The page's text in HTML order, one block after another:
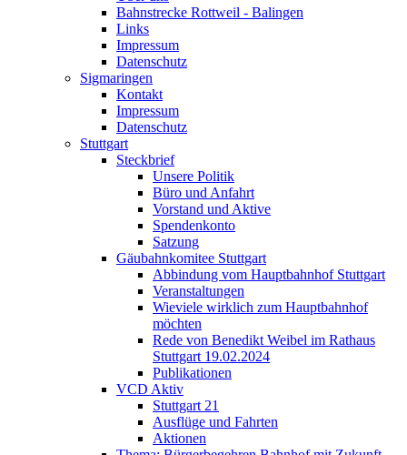
Bahnstrecke Rottweil - Balingen
Links
Impressum
Datenschutz
Sigmaringen
Kontakt
Impressum
Datenschutz
Stuttgart
Steckbrief
Unsere Politik
Büro und Anfahrt
Vorstand und Aktive
Spendenkonto
Satzung
Gäubahnkomitee Stuttgart
Abbindung vom Hauptbahnhof Stuttgart
Veranstaltungen
Wieviele wirklich zum Hauptbahnhof
möchten
Rede von Benedikt Weibel im Rathaus
Stuttgart 19.02.2024
Publikationen
VCD Aktiv
Stuttgart 21
Ausflüge und Fahrten
Aktionen